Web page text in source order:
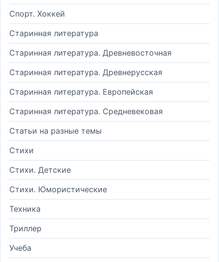
Спорт. Хоккей
Старинная литература
Старинная литература. Древневосточная
Старинная литература. Древнерусская
Старинная литература. Европейская
Старинная литература. Средневековая
Статьи на разные темы
Стихи
Стихи. Детские
Стихи. Юмористические
Техника
Триллер
Учеба